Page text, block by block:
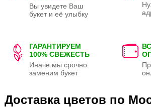
Вы увидете Ваш
букет и её улыбку
ГАРАНТИРУЕМ
100% СВЕЖЕСТЬ
Иначе мы срочно
заменим букет
Доставка цветов по